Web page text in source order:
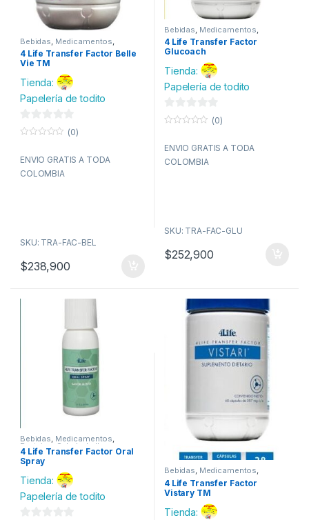
Bebidas Medicamentos
Proteina, Salud y belleza,
Vitaminas
4 Life Transfer Factor Belle
Vie TM
Tienda:
Papelería de todito
0
e
5
u
o
(0)
ENVIO GRATIS A TODA
COLOMBIA
SKU: TRA-FAC-BEL
$238,900
Bebidas Medicamentos
Proteina, Salud y belleza,
Vitaminas
4 Life Transfer Factor
Glucoach
Tienda:
Papelería de todito
0
e
5
u
o
(0)
ENVIO GRATIS A TODA
COLOMBIA
SKU: TRA-FAC-GLU
$252,900
Bebidas, Medicamentos,
Proteina Salud y belleza
Vitaminas
4 Life Transfer Factor Oral
Spray
Tienda:
Papelería de todito
Bebidas, Medicamentos,
Proteina, Salud y belleza,
Vitaminas
4 Life Transfer Factor
Vistary TM
Tienda: